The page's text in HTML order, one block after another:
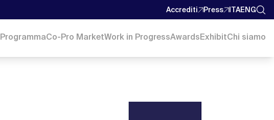
Accrediti Press ITAENG
ProgrammaCo-Pro MarketWork in ProgressAwardsExhibitChi siamo